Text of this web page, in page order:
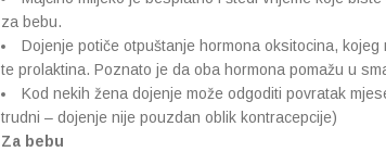
za bebu.
Dojenje potiče otpuštanje hormona oksitocina,
te prolaktina. Poznato je da oba hormona pomažu u
Kod nekih žena dojenje može odgoditi povratak
trudni – dojenje nije pouzdan oblik kontracepcije)
Za bebu